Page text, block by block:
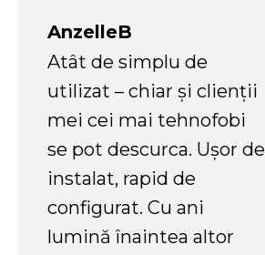
AnzelleB
Atât de simplu de
utilizat – chiar și clienții
mei cei mai tehnofobi
se pot descurca. Ușor de
instalat, rapid de
configurat. Cu ani
lumină înaintea altor